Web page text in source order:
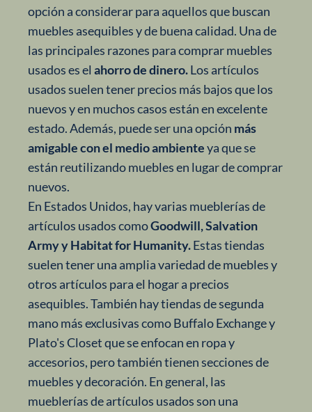
opción a considerar para aquellos que buscan
muebles asequibles y de buena calidad. Una de
las principales razones para comprar muebles
usados es el ahorro de dinero.Los artículos
usados suelen tener precios más bajos que los
nuevos y en muchos casos están en excelente
estado. Además, puede ser una opción más
amigable con el medio ambienteya que se
están reutilizando muebles en lugar de comprar
nuevos.
En Estados Unidos, hay varias mueblerías de
artículos usados comoGoodwill, Salvation
Army y Habitat for Humanity.Estas tiendas
suelen tener una amplia variedad de muebles y
otros artículos para el hogar a precios
asequibles. También hay tiendas de segunda
mano más exclusivas como Buffalo Exchange y
Plato's Closet que se enfocan en ropa y
accesorios, pero también tienen secciones de
muebles y decoración. En general, las
mueblerías de artículos usados son una